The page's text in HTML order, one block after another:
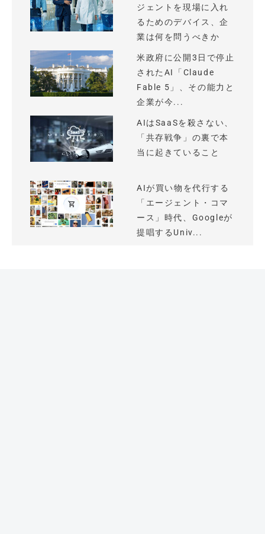
ジェントを現場に入れ
るためのデバイス、企
業は何を問うべきか
米政府に公開3日で停止
されたAI「Claude
Fable 5」、その能力と
企業が今...
AIはSaaSを殺さない、
「共存戦争」の裏で本
当に起きていること
AIが買い物を代行する
「エージェント・コマ
ース」時代、Googleが
提唱するUniv...